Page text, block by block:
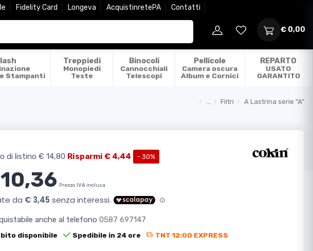
Fidelity Card Longeva AcquistinretePA Contatti
€ 0,00
Stampanti
Treppiedi
Monopiedi
Teste
Binocoli
Cannocchiali
Telescopi
Pellicole
Camera oscura
Album e Cornici
REPARTO
USATO
GARANTITO
Filtri A Lastrina serie "A"
di listino € 14,80 Risparmi € 4,44 - 30%
Prezzo IVA inclusa
anche al telefono 0587 697147
disponibile Spedibile in 24 ore TNT 12:00 EXPRESS